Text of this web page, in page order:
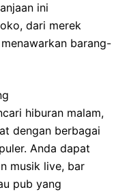
ini
dari merek
barang-
hiburan malam,
dengan berbagai
Anda dapat
musik live, bar
pub yang